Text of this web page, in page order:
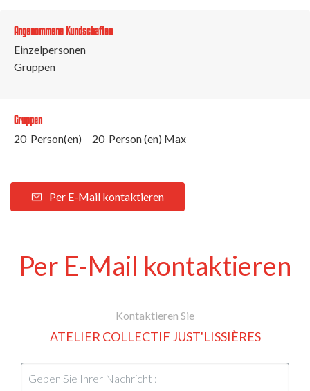
Angenommene Kundschaften
Einzelpersonen
Gruppen
Gruppen
20 Person(en)
20 Person (en) Max
Per E-Mail kontaktieren
Per E-Mail kontaktieren
Kontaktieren Sie
ATELIER COLLECTIF JUST'LISSIÈRES